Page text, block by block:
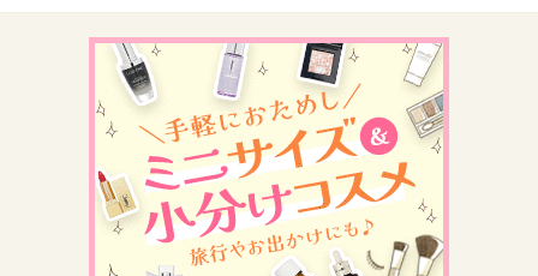
エイジングケア
フレグランス
ボディ＆ヘア
ライフスタイル